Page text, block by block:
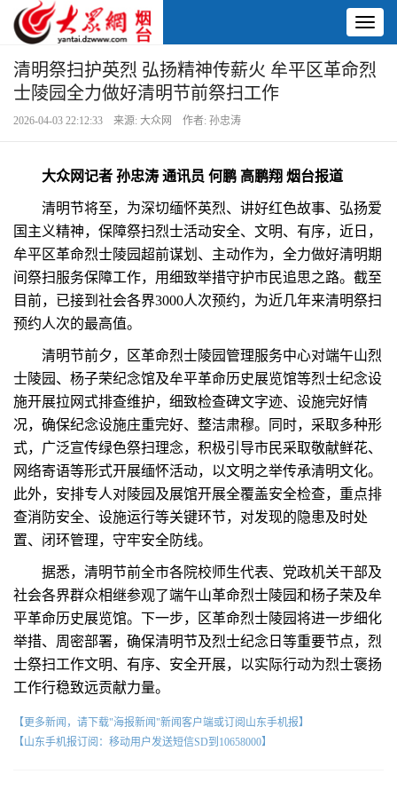
清明祭扫护英烈 弘扬精神传薪火 牟平区革命烈
士陵园全力做好清明节前祭扫工作
2026-04-03 22:12:33 来源: 大众网 作者: 孙忠涛
大众网记者 孙忠涛 通讯员 何鹏 高鹏翔 烟台报道
清明节将至，为深切缅怀英烈、讲好红色故事、弘扬爱
国主义精神，保障祭扫烈士活动安全、文明、有序，近日，
牟平区革命烈士陵园超前谋划、主动作为，全力做好清明期
间祭扫服务保障工作，用细致举措守护市民追思之路。截至
目前，已接到社会各界3000人次预约，为近几年来清明祭扫
预约人次的最高值。
清明节前夕，区革命烈士陵园管理服务中心对端午山烈
士陵园、杨子荣纪念馆及牟平革命历史展览馆等烈士纪念设
施开展拉网式排查维护，细致检查碑文字迹、设施完好情
况，确保纪念设施庄重完好、整洁肃穆。同时，采取多种形
式，广泛宣传绿色祭扫理念，积极引导市民采取敬献鲜花、
网络寄语等形式开展缅怀活动，以文明之举传承清明文化。
此外，安排专人对陵园及展馆开展全覆盖安全检查，重点排
查消防安全、设施运行等关键环节，对发现的隐患及时处
置、闭环管理，守牢安全防线。
据悉，清明节前全市各院校师生代表、党政机关干部及
社会各界群众相继参观了端午山革命烈士陵园和杨子荣及牟
平革命历史展览馆。下一步，区革命烈士陵园将进一步细化
举措、周密部署，确保清明节及烈士纪念日等重要节点，烈
士祭扫工作文明、有序、安全开展，以实际行动为烈士褒扬
工作行稳致远贡献力量。
【更多新闻，请下载"海报新闻"新闻客户端或订阅山东手机报】
【山东手机报订阅：移动用户发送短信SD到10658000】